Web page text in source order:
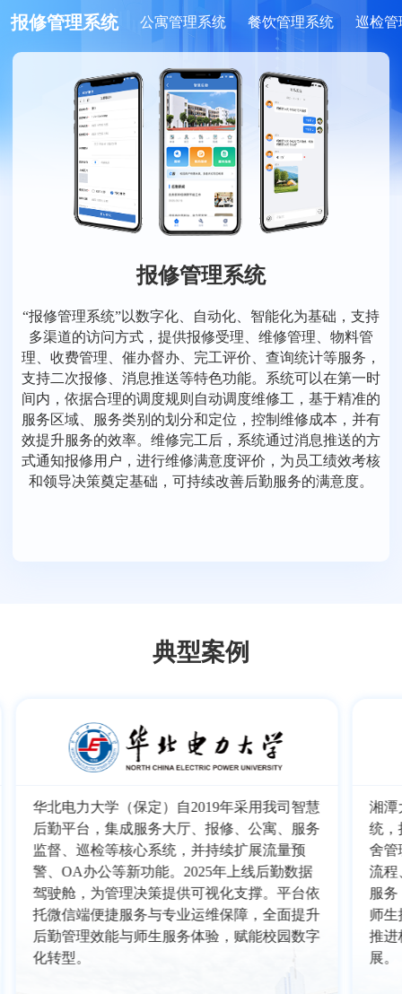
报修管理系统
“报修管理系统”以数字化、自动化、智能化为基础，支持
多渠道的访问方式，提供报修受理、维修管理、物料管
理、收费管理、催办督办、完工评价、查询统计等服务，
支持二次报修、消息推送等特色功能。系统可以在第一时
间内，依据合理的调度规则自动调度维修工，基于精准的
服务区域、服务类别的划分和定位，控制维修成本，并有
效提升服务的效率。维修完工后，系统通过消息推送的方
式通知报修用户，进行维修满意度评价，为员工绩效考核
和领导决策奠定基础，可持续改善后勤服务的满意度。
报修管理系统 公寓管理系统 餐饮管理系统 巡检管
典型案例
华北电力大学（保定）自2019年采用我司智慧
后勤平台，集成服务大厅、报修、公寓、服务
监督、巡检等核心系统，并持续扩展流量预
警、OA办公等新功能。2025年上线后勤数据
驾驶舱，为管理决策提供可视化支撑。平台依
托微信端便捷服务与专业运维保障，全面提升
后勤管理效能与师生服务体验，赋能校园数字
化转型。
湘潭
统，
舍管
流程
服
师生
推进
展。